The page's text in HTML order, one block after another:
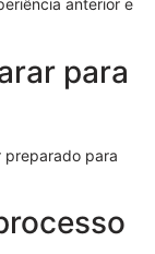
anterior e
para
preparado para